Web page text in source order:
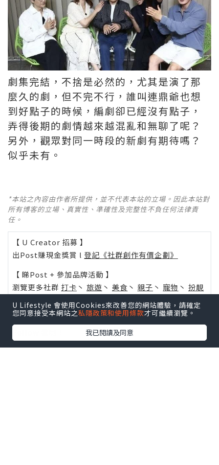
劇集完結，不捨是必然的，尤其是演了那
麼久的劇，但不完不行，誰叫連鼎爺也想
到好點子的時候，編劇卻已經沒有點子，
弄得後期的劇情越來越混亂和無聊了呢？ ​​​
另外，觀眾對同一時段的新劇有期待嗎？
似乎未有。
*本站之內容由作者所提供，並不代表本站的立場。因此本站對
所有博客的立場、真實性、準確性及完整性不負任何法律責
任。
【 U Creator 招募 】
出Post賺現金獎賞 l 登記《社群創作有價企劃》
【 睇Post + 參加品牌活動 】
瀏覽更多社群 打卡 丶 旅遊 丶 美食 丶 親子 丶 寵物 丶 扮靚
活動情報
U Blog開咗WhatsApp啦！發掘更多吃喝玩樂資訊！
U Lifestyle 會使用Cookies來改善您的網站體驗，請確定
您同意接受本網站之私隱政策和使用條款才可繼續瀏覽。
我已閱讀及同意